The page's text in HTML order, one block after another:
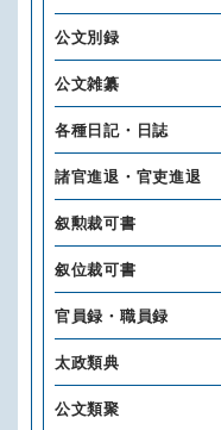
公文別録
公文雑纂
各種日記・日誌
諸官進退・官吏進退
叙勲裁可書
叙位裁可書
官員録・職員録
太政類典
公文類聚